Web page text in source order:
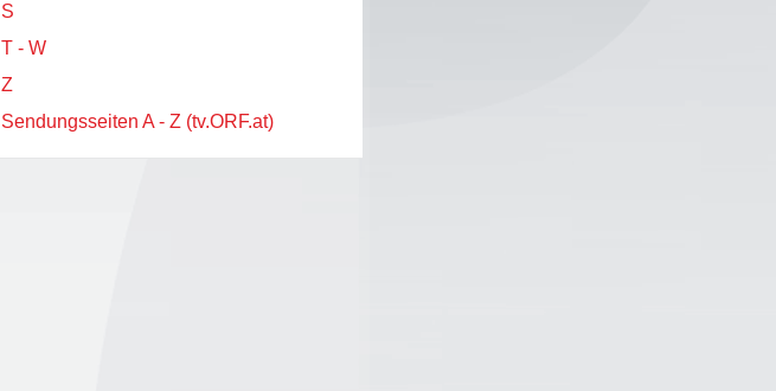
S
T - W
Z
Sendungsseiten A - Z (tv.ORF.at)